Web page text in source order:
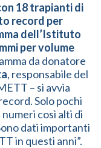
18 trapianti di
record per
dell’Istituto
per volume
da donatore
, responsabile del
– si avvia
Solo pochi
così alti di
dati importanti
in questi anni”.